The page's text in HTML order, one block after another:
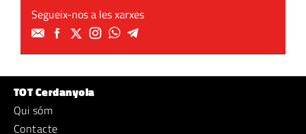
Segueix-nos a les xarxes
TOT Cerdanyola
Qui sóm
Contacte